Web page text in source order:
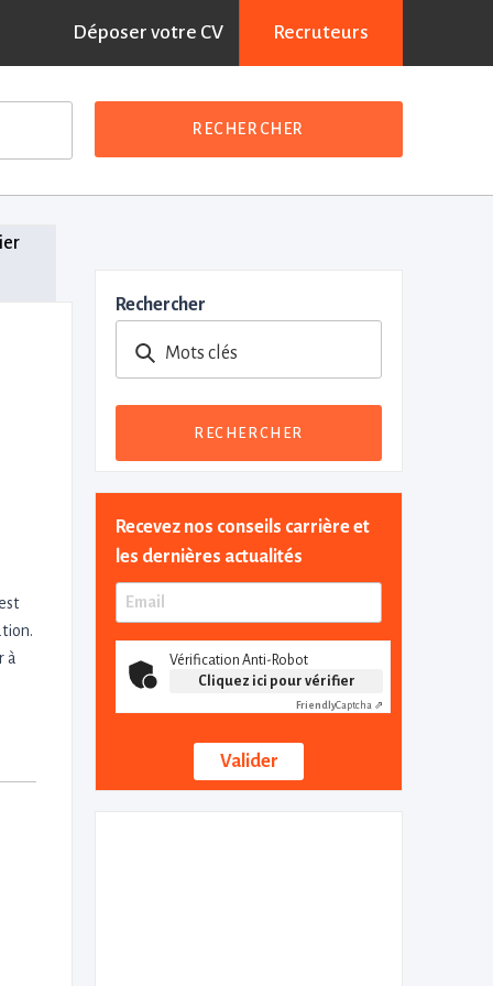
Déposer votre CV Recruteurs
RECHERCHER
à
Rechercher
Mots clés
RECHERCHER
Recevez nos conseils carrière et
les dernières actualités
Vérification Anti-Robot
Cliquez ici pour vérifier
FriendlyCaptcha ⇗